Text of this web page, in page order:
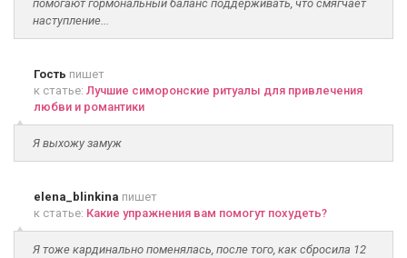
помогают гормональный баланс поддерживать, что смягчает
наступление...
Гость пишет
к статье: Лучшие симоронские ритуалы для привлечения
любви и романтики
Я выхожу замуж
elena_blinkina пишет
к статье: Какие упражнения вам помогут похудеть?
Я тоже кардинально поменялась, после того, как сбросила 12